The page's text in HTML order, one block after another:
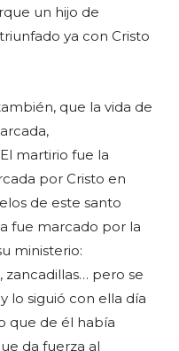
un hijo de
ya con Cristo
que la vida de
martirio fue la
por Cristo en
de este santo
fue marcado por la
ministerio:
zancadillas… pero se
lo siguió con ella día
que de él había
da fuerza al